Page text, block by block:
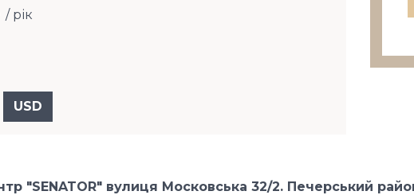
/ рік
"SENATOR" вулиця Московська 32/2. Печерський